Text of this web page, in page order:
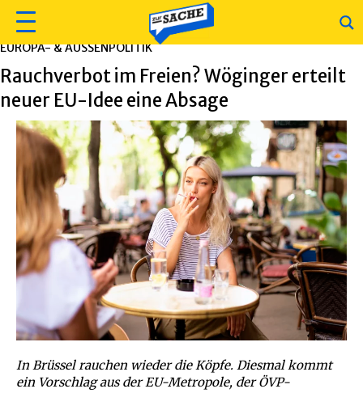
EUROPA- & AUSSENPOLITIK
Rauchverbot im Freien? Wöginger erteilt
neuer EU-Idee eine Absage
In Brüssel rauchen wieder die Köpfe. Diesmal kommt
ein Vorschlag aus der EU-Metropole, der ÖVP-